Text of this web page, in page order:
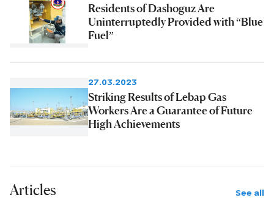
Residents of Dashoguz Are
Uninterruptedly Provided with “Blue
Fuel”
27.03.2023
Striking Results of Lebap Gas
Workers Are a Guarantee of Future
High Achievements
Articles See all